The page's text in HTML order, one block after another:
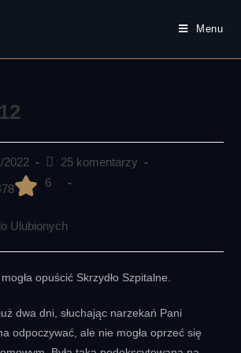
Menu
2022
Post
comments:
25 komentarzy
6
Ulubionych
opuścić Skrzydło Szpitalne.
dwa dni, słuchając narzekań Pani
odpoczywać, ale nie mogła oprzeć się